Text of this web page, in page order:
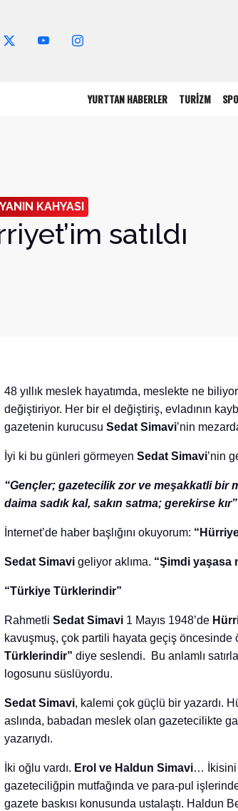
YURTTAN HABERLER TURİZM
KAHYASI
satıldı
48 yıllık meslek hayatımda, meslekte ne
değiştiriyor. Her bir el değiştiriş, evladının
gazetenin kurucusu Sedat Simavi’nin
İyi ki bu günleri görmeyen Sedat Simavi’nin
“Gençler; gazetecilik zor ve meşakkatli bir
daima sadık kal, sakın satma; gerekirse kır”
İnternet’de haber başlığını okuyorum:
Sedat Simavi geliyor aklıma. “Şimdi yaşasa
“Türkiye Türklerindir”
Rahmetli Sedat Simavi 1 Mayıs 1948’de
kavuşmuş, çok partili hayata geçiş öncesinde
Türklerindir” diye seslendi. Bu anlamlı
logosunu süslüyordu.
Sedat Simavi, kalemi çok güçlü bir yazardı.
aslında, babadan meslek olan gazetecilikte
yazarıydı.
İki oğlu vardı. Erol ve Haldun Simavi… İkisini
gazeteciliğpin mutfağında ve para-pul
gazete baskısı konusunda ustalaştı. Haldun
Arama Yap!